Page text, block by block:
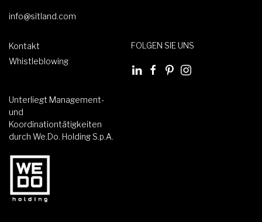
info@sitland.com
Kontakt
Whistleblowing
FOLGEN SIE UNS
Unterliegt Management-
und
Koordinationtätigkeiten
durch We.Do. Holding S.p.A.